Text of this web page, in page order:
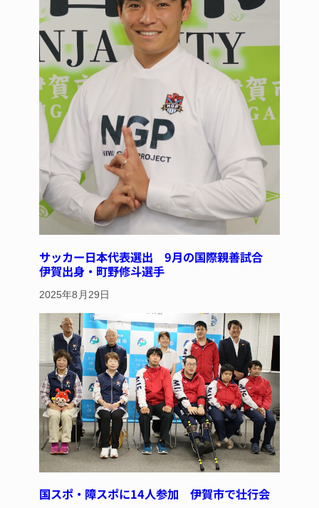
サッカー日本代表選出 9月の国際親善試合
伊賀出身・町野修斗選手
2025年8月29日
国スポ・障スポに14人参加 伊賀市で壮行会